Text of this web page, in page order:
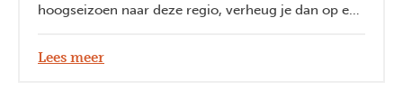
hoogseizoen naar deze regio, verheug je dan op een
Lees meer